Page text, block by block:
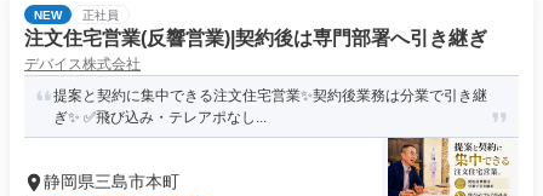
NEW 正社員
注文住宅営業(反響営業)|契約後は専門部署へ引き継ぎ
デバイス株式会社
提案と契約に集中できる注文住宅営業✨契約後業務は分業で引き継
ぎ✨ ✅飛び込み・テレアポなし...
静岡県三島市本町